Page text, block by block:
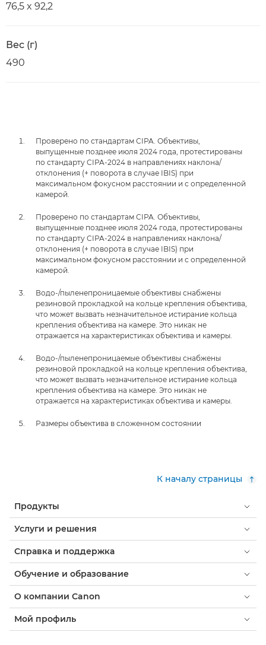
76,5 x 92,2
Вес (г)
490
Проверено по стандартам CIPA. Объективы,
выпущенные позднее июля 2024 года, протестированы
по стандарту CIPA-2024 в направлениях наклона/
отклонения (+ поворота в случае IBIS) при
максимальном фокусном расстоянии и с определенной
камерой.
Проверено по стандартам CIPA. Объективы,
выпущенные позднее июля 2024 года, протестированы
по стандарту CIPA-2024 в направлениях наклона/
отклонения (+ поворота в случае IBIS) при
максимальном фокусном расстоянии и с определенной
камерой.
Водо-/пыленепроницаемые объективы снабжены
резиновой прокладкой на кольце крепления объектива,
что может вызвать незначительное истирание кольца
крепления объектива на камере. Это никак не
отражается на характеристиках объектива и камеры.
Водо-/пыленепроницаемые объективы снабжены
резиновой прокладкой на кольце крепления объектива,
что может вызвать незначительное истирание кольца
крепления объектива на камере. Это никак не
отражается на характеристиках объектива и камеры.
Размеры объектива в сложенном состоянии
К началу страницы
Продукты
Услуги и решения
Справка и поддержка
Обучение и образование
О компании Canon
Мой профиль